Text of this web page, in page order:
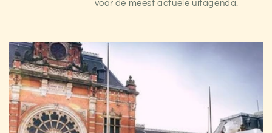
voor de meest actuele uitagenda.